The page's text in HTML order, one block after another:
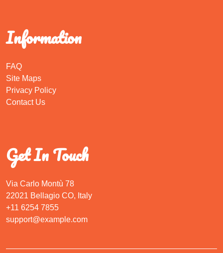
Information
FAQ
Site Maps
Privacy Policy
Contact Us
Get In Touch
Via Carlo Montù 78
22021 Bellagio CO, Italy
+11 6254 7855
support@example.com